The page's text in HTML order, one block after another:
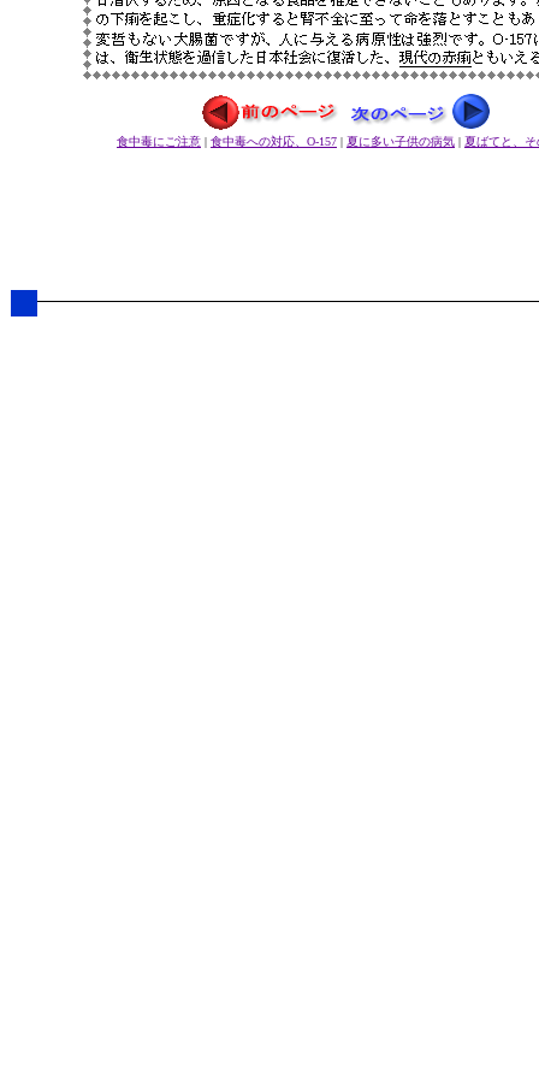
食中毒にご注意 | 食中毒への対応、O-157 | 夏に多い子供の病気 | 夏ばてと、そ